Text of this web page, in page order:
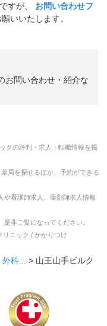
すが、
お問い合わせフ
いいたします。
お問い合わせ・紹介な
クの評判・求人・転職情報を掲
局を探せるほか、予約ができる
や看護師求人、薬剤師求人情報
非ご覧になってください。
リニック / かかりつけ
外科... > 山王山手ビルク